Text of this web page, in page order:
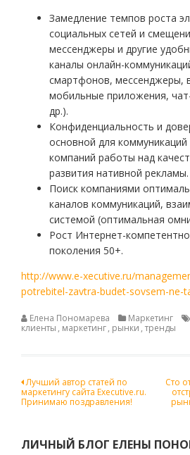
Замедление темпов роста
социальных сетей и
мессенджеры и другие
каналы онлайн-
смартфонов, мессенджеры,
мобильные приложения,
др.).
Конфиденциальность и
основной для
компаний работы над
развития нативной рекламы.
Поиск компаниями
каналов коммуникаций,
системой (оптимальная
Рост Интернет-
поколения 50+.
http://www.e-xecutive.ru/
potrebitel-zavtra-budet-sovsem-ne-
Елена Пономарева Маркетинг
клиенты , маркетинг, рынки , тренды
Навигация
по
Лучший автор статей по
маркетингу сайта Executive.ru.
Принимаю поздравления!
Сто
ЛИЧНЫЙ БЛОГ ЕЛЕНЫ